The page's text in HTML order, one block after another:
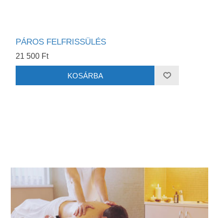
PÁROS FELFRISSÜLÉS
21 500 Ft